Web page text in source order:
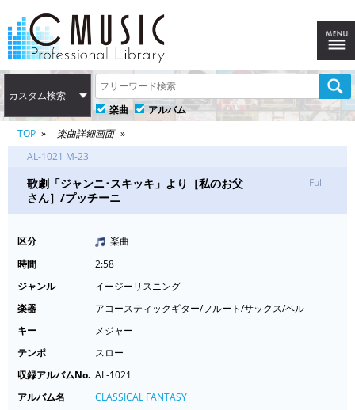
カスタム検索
楽曲
アルバム
TOP
楽曲詳細画面
AL-1021 M-23
歌劇「ジャンニ･スキッキ」より［私のお父
さん］/プッチーニ
Full
区分
楽曲
時間
2:58
ジャンル
イージーリスニング
楽器
アコースティックギター/フルート/サックス/ベル
キー
メジャー
テンポ
スロー
収録アルバムNo. AL-1021
アルバム名
CLASSICAL FANTASY